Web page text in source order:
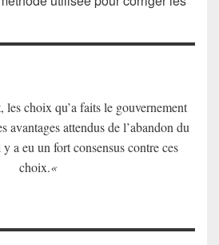
les choix qu’a faits le gouvernement
avantages attendus de l’abandon du
a eu un fort consensus contre ces
choix.«